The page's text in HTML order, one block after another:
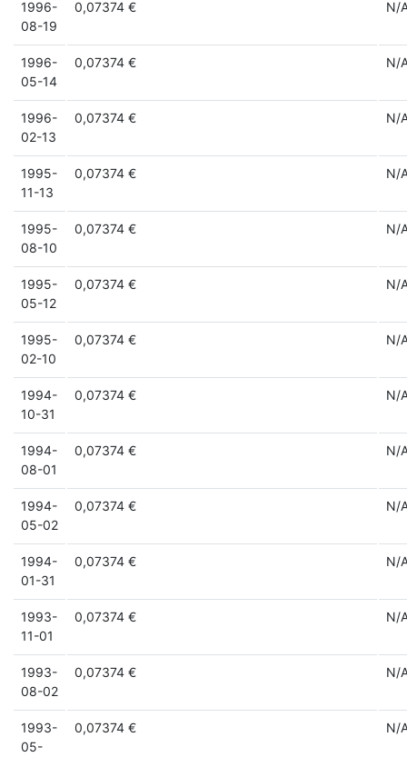
1996-
08-19
0,07374 € N/
1996-
05-14
0,07374 € N/
1996-
02-13
0,07374 € N/
1995-
11-13
0,07374 € N/
1995-
08-10
0,07374 € N/
1995-
05-12
0,07374 € N/
1995-
02-10
0,07374 € N/
1994-
10-31
0,07374 € N/
1994-
08-01
0,07374 € N/
1994-
05-02
0,07374 € N/
1994-
01-31
0,07374 € N/
1993-
11-01
0,07374 € N/
1993-
08-02
0,07374 € N/
1993-
05-
0,07374 € N/